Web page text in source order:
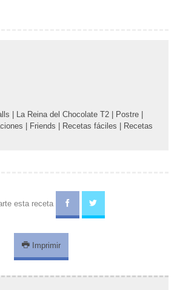
| La Reina del Chocolate T2 | Postre |
| Friends | Recetas fáciles | Recetas
esta receta
Imprimir